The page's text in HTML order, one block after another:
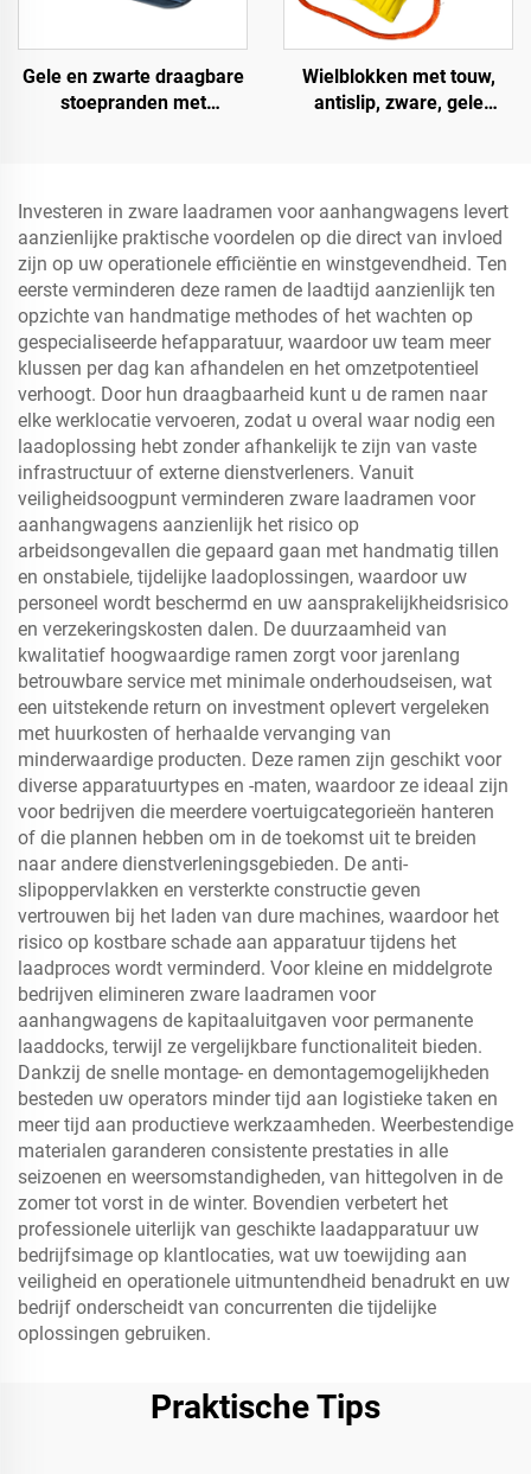
Gele en zwarte draagbare
stoepranden met
rubberen basis materiaal
Wielblokken met touw,
antislip, zware, gele
camperwagens
Investeren in zware laadramen voor aanhangwagens levert
aanzienlijke praktische voordelen op die direct van invloed
zijn op uw operationele efficiëntie en winstgevendheid. Ten
eerste verminderen deze ramen de laadtijd aanzienlijk ten
opzichte van handmatige methodes of het wachten op
gespecialiseerde hefapparatuur, waardoor uw team meer
klussen per dag kan afhandelen en het omzetpotentieel
verhoogt. Door hun draagbaarheid kunt u de ramen naar
elke werklocatie vervoeren, zodat u overal waar nodig een
laadoplossing hebt zonder afhankelijk te zijn van vaste
infrastructuur of externe dienstverleners. Vanuit
veiligheidsoogpunt verminderen zware laadramen voor
aanhangwagens aanzienlijk het risico op
arbeidsongevallen die gepaard gaan met handmatig tillen
en onstabiele, tijdelijke laadoplossingen, waardoor uw
personeel wordt beschermd en uw aansprakelijkheidsrisico
en verzekeringskosten dalen. De duurzaamheid van
kwalitatief hoogwaardige ramen zorgt voor jarenlang
betrouwbare service met minimale onderhoudseisen, wat
een uitstekende return on investment oplevert vergeleken
met huurkosten of herhaalde vervanging van
minderwaardige producten. Deze ramen zijn geschikt voor
diverse apparatuurtypes en -maten, waardoor ze ideaal zijn
voor bedrijven die meerdere voertuigcategorieën hanteren
of die plannen hebben om in de toekomst uit te breiden
naar andere dienstverleningsgebieden. De anti-
slipoppervlakken en versterkte constructie geven
vertrouwen bij het laden van dure machines, waardoor het
risico op kostbare schade aan apparatuur tijdens het
laadproces wordt verminderd. Voor kleine en middelgrote
bedrijven elimineren zware laadramen voor
aanhangwagens de kapitaaluitgaven voor permanente
laaddocks, terwijl ze vergelijkbare functionaliteit bieden.
Dankzij de snelle montage- en demontagemogelijkheden
besteden uw operators minder tijd aan logistieke taken en
meer tijd aan productieve werkzaamheden. Weerbestendige
materialen garanderen consistente prestaties in alle
seizoenen en weersomstandigheden, van hittegolven in de
zomer tot vorst in de winter. Bovendien verbetert het
professionele uiterlijk van geschikte laadapparatuur uw
bedrijfsimage op klantlocaties, wat uw toewijding aan
veiligheid en operationele uitmuntendheid benadrukt en uw
bedrijf onderscheidt van concurrenten die tijdelijke
oplossingen gebruiken.
Praktische Tips